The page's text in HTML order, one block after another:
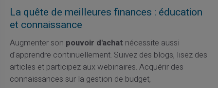
La quête de meilleures finances : éducation
et connaissance
Augmenter son pouvoir d'achat nécessite aussi
d'apprendre continuellement. Suivez des blogs, lisez des
articles et participez aux webinaires. Acquérir des
connaissances sur la gestion de budget,